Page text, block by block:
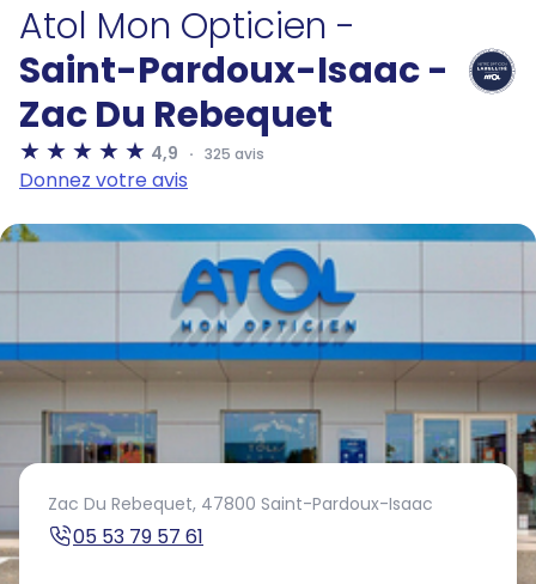
Atol Mon Opticien -
Saint-Pardoux-Isaac -
Zac Du Rebequet
4,9 325 avis
Donnez votre avis
Zac Du Rebequet, 47800 Saint-Pardoux-Isaac
05 53 79 57 61